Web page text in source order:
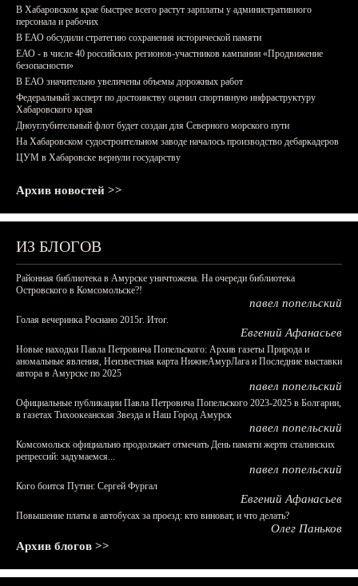
В Хабаровском крае быстрее всего растут зарплаты у административного
персонала и рабочих
В ЕАО обсудили стратегию сохранения исторической памяти
ЕАО - в числе 40 российских регионов-участников кампании «Продвижение
безопасности»
В ЕАО значительно увеличены объемы дорожных работ
Федеральный эксперт по достоинству оценил спортивную инфраструктуру
Хабаровского края
Дноуглубительный флот будет создан для Северного морского пути
На Хабаровском судостроительном заводе началось производство дебаркадеров
ЦУМ в Хабаровске вернули государству
Архив новостей >>
ИЗ БЛОГОВ
Районная библиотека в Амурске уничтожена. На очереди библиотека
Островского в Комсомольске?!
павел попельский
Голая вечеринка Роснано 2015г. Итог.
Евгений Афанасьев
Новые находки Павла Петровича Попельского: Архив газеты Природа и
аномальные явления, Неизвестная карта НижнеАмурЛага и Последние выставки
автора в Амурске по 2025
павел попельский
Официальные публикации Павла Петровича Попельского 2023-2025 в Болгарии,
в газетах Тихоокеанская Звезда и Наш Город Амурск
павел попельский
Комсомольск официально продолжает отмечать День памяти жертв сталинских
репрессий: задумаемся...
павел попельский
Кого боится Путин: Сергей Фургал
Евгений Афанасьев
Повышение платы в автобусах за проезд: кто виноват, и что делать?
Олег Паньков
Архив блогов >>